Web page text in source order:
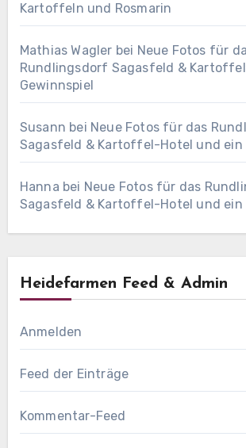
Kartoffeln und Rosmarin
Mathias Wagler bei Neue Fotos für
Rundlingsdorf Sagasfeld &
Gewinnspiel
Susann bei Neue Fotos für das
Sagasfeld & Kartoffel-Hotel und ein
Hanna bei Neue Fotos für das
Sagasfeld & Kartoffel-Hotel und ein
Heidefarmen Feed & Admin
Anmelden
Feed der Einträge
Kommentar-Feed